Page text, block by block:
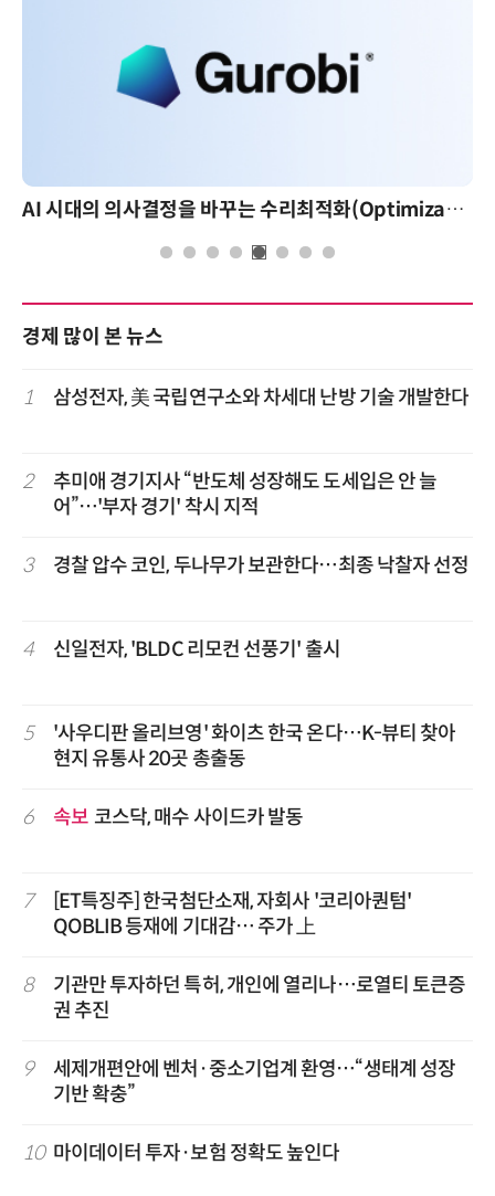
AI 시대의 의사결정을 바꾸는 수리최적화(Optimization): 실제 산업 적용 사례와 활용 전략
경제 많이 본 뉴스
1 삼성전자, 美 국립연구소와 차세대 난방 기술 개발한다
2
추미애 경기지사 “반도체 성장해도 도세입은 안 늘
어”…'부자 경기' 착시 지적
3 경찰 압수 코인, 두나무가 보관한다…최종 낙찰자 선정
4 신일전자, 'BLDC 리모컨 선풍기' 출시
5
'사우디판 올리브영' 화이츠 한국 온다…K-뷰티 찾아
현지 유통사 20곳 총출동
6 속보 코스닥, 매수 사이드카 발동
7
[ET특징주] 한국첨단소재, 자회사 '코리아퀀텀'
QOBLIB 등재에 기대감… 주가 上
8
기관만 투자하던 특허, 개인에 열리나…로열티 토큰증
권 추진
9
세제개편안에 벤처·중소기업계 환영…“생태계 성장
기반 확충”
10 마이데이터 투자·보험 정확도 높인다